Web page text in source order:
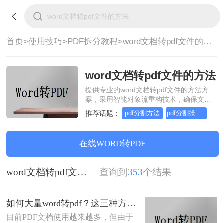
首页>使用技巧>PDF拆分教程> word文档转pdf文件的方法
word文档转pdf文件的方法
提供专业的word文档转pdf文件的方法方
案，采用智能对象流重构技术，确保文档
1:1高保真还原且排版不乱码。支持一键批
量处理，全链路 SSL 加密保障隐私安全。
无需安装，高效办公。
推荐话题： pdf分割方法 pdf分割操作方法
在线WORD转PDF
word文档转pdf文件的方法 查询到 353个结果
如何大量word转pdf？这三种方法轻松搞定！
目前PDF文档使用越来越多，但由于